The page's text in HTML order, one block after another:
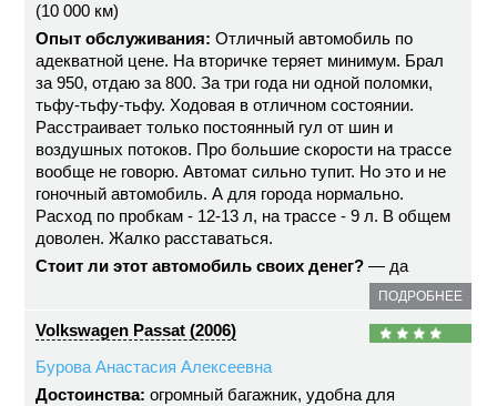
(10 000 км)
Опыт обслуживания: Отличный автомобиль по
адекватной цене. На вторичке теряет минимум. Брал
за 950, отдаю за 800. За три года ни одной поломки,
тьфу-тьфу-тьфу. Ходовая в отличном состоянии.
Расстраивает только постоянный гул от шин и
воздушных потоков. Про большие скорости на трассе
вообще не говорю. Автомат сильно тупит. Но это и не
гоночный автомобиль. А для города нормально.
Расход по пробкам - 12-13 л, на трассе - 9 л. В общем
доволен. Жалко расставаться.
Стоит ли этот автомобиль своих денег? — да
ПОДРОБНЕЕ
Volkswagen Passat (2006)
Бурова Анастасия Алексеевна
Достоинства: огромный багажник, удобна для